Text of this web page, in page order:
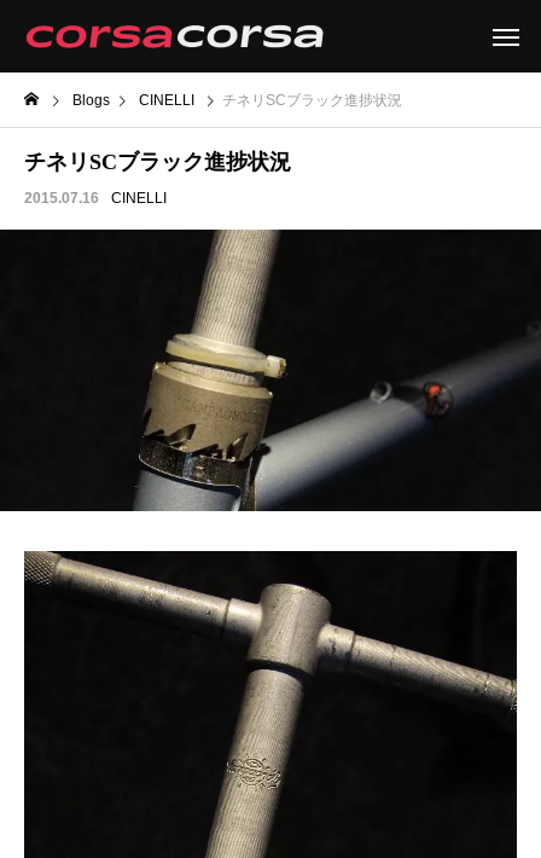
Blogs CINELLI チネリSCブラック進捗状況
チネリSCブラック進捗状況
2015.07.16 CINELLI